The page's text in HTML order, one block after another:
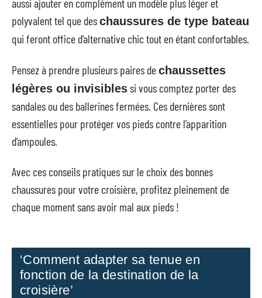
aussi ajouter en complément un modèle plus léger et
polyvalent tel que deschaussures de type bateau
qui feront office d’alternative chic tout en étant confortables.
Pensez à prendre plusieurs paires dechaussettes
légères ou invisiblessi vous comptez porter des
sandales ou des ballerines fermées. Ces dernières sont
essentielles pour protéger vos pieds contre l’apparition
d’ampoules.
Avec ces conseils pratiques sur le choix des bonnes
chaussures pour votre croisière, profitez pleinement de
chaque moment sans avoir mal aux pieds !
‘Comment adapter sa tenue en
fonction de la destination de la
croisière’